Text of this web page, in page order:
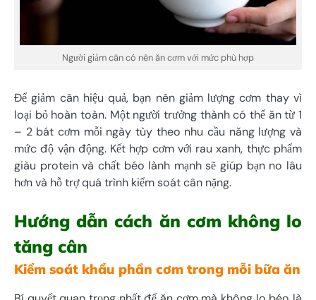
Người giảm cân có nên ăn cơm với mức phù hợp
Để giảm cân hiệu quả, bạn nên giảm lượng cơm thay vì
loại bỏ hoàn toàn. Một người trưởng thành có thể ăn từ 1
– 2 bát cơm mỗi ngày tùy theo nhu cầu năng lượng và
mức độ vận động. Kết hợp cơm với rau xanh, thực phẩm
giàu protein và chất béo lành mạnh sẽ giúp bạn no lâu
hơn và hỗ trợ quá trình kiểm soát cân nặng.
Hướng dẫn cách ăn cơm không lo
tăng cân
Kiểm soát khẩu phần cơm trong mỗi bữa ăn